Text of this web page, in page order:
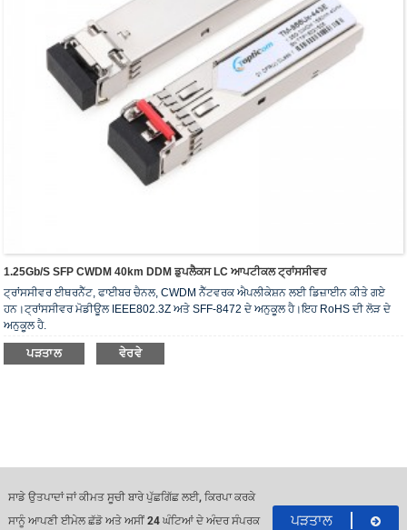
1.25Gb/s SFP CWDM 40km DDM ਡੁਪਲੈਕਸ LC ਆਪਟੀਕਲ ਟ੍ਰਾਂਸਸੀਵਰ
ਟ੍ਰਾਂਸਸੀਵਰ ਈਥਰਨੈੱਟ, ਫਾਈਬਰ ਚੈਨਲ, CWDM ਨੈੱਟਵਰਕ ਐਪਲੀਕੇਸ਼ਨ ਲਈ ਡਿਜ਼ਾਈਨ ਕੀਤੇ ਗਏ
ਹਨ।ਟ੍ਰਾਂਸਸੀਵਰ ਮੋਡੀਊਲ IEEE802.3Z ਅਤੇ SFF-8472 ਦੇ ਅਨੁਕੂਲ ਹੈ।ਇਹ RoHS ਦੀ ਲੋੜ ਦੇ
ਅਨੁਕੂਲ ਹੈ.
ਪੜਤਾਲ ਵੇਰਵੇ
ਸਾਡੇ ਉਤਪਾਦਾਂ ਜਾਂ ਕੀਮਤ ਸੂਚੀ ਬਾਰੇ ਪੁੱਛਗਿੱਛ ਲਈ, ਕਿਰਪਾ ਕਰਕੇ
ਸਾਨੂੰ ਆਪਣੀ ਈਮੇਲ ਛੱਡੋ ਅਤੇ ਅਸੀਂ 24 ਘੰਟਿਆਂ ਦੇ ਅੰਦਰ ਸੰਪਰਕ
ਪੜਤਾਲ